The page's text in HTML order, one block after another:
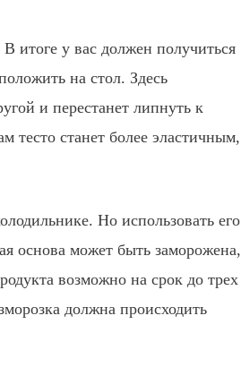
итоге у вас должен получиться
на стол. Здесь
и перестанет липнуть к
тесто станет более эластичным,
Но использовать его
основа может быть заморожена,
возможно на срок до трех
должна происходить